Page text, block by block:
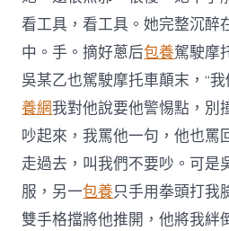
來
查
包
養
經
驗
一
人
逝
世
亡
一
看工具，看工具。她完整沉醉
中。手。摘好蔥后包養駕駛摩
吳某乙也駕駛摩托車顛末，“
養網我對他說要他警惕點，別
吵起來，我罵他一句，他也罵
走過去，叫我們不要吵。可是
服，另一包養只手用拳頭打我
雙手格擋將他推開，他將我絆